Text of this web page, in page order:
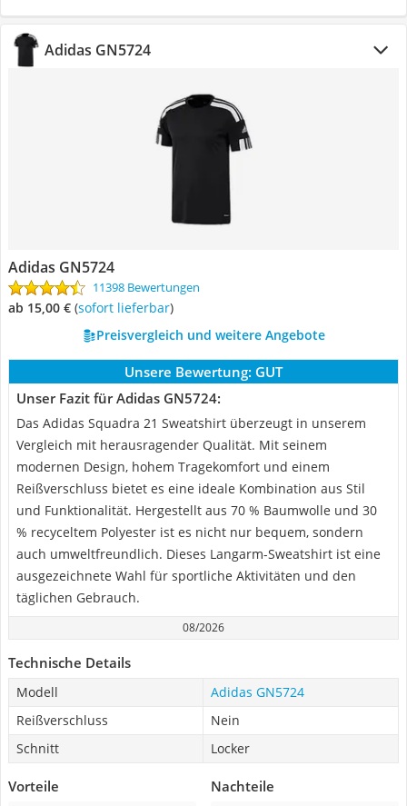
Adidas GN5724
Adidas GN5724
11398 Bewertungen
ab 15,00 € ( Sofort lieferbar)
Preisvergleich und weitere Angebote
Unsere Bewertung: GUT
Unser Fazit für Adidas GN5724:
Das Adidas Squadra 21 Sweatshirt überzeugt in unserem
Vergleich mit herausragender Qualität. Mit seinem
modernen Design, hohem Tragekomfort und einem
Reißverschluss bietet es eine ideale Kombination aus Stil
und Funktionalität. Hergestellt aus 70 % Baumwolle und 30
% recyceltem Polyester ist es nicht nur bequem, sondern
auch umweltfreundlich. Dieses Langarm-Sweatshirt ist eine
ausgezeichnete Wahl für sportliche Aktivitäten und den
täglichen Gebrauch.
08/2026
Technische Details
Modell
Adidas GN5724
Reißverschluss
Nein
Schnitt
Locker
Vorteile Nachteile